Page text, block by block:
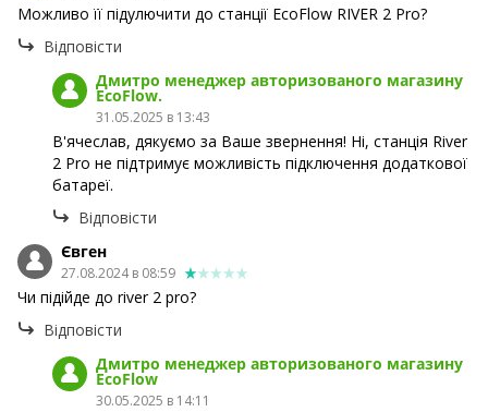
Можливо її підулючити до станції EcoFlow RIVER 2 Pro?
Відповісти
Дмитро менеджер авторизованого магазину
EcoFlow.
31.05.2025 в 13:43
В'ячеслав, дякуємо за Ваше звернення! Ні, станція River
2 Pro не підтримує можливість підключення додаткової
батареї.
Відповісти
Євген
27.08.2024 в 08:59
Чи підійде до river 2 pro?
Відповісти
Дмитро менеджер авторизованого магазину
EcoFlow
30.05.2025 в 14:11